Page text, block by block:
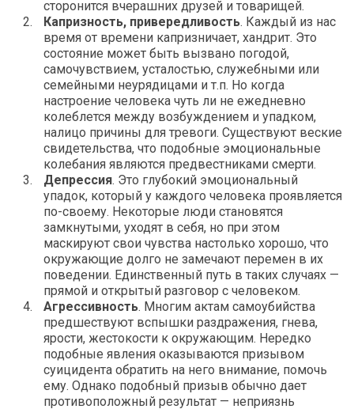
сторонится вчерашних друзей и товарищей.
Капризность, привередливость. Каждый из нас
время от времени капризничает, хандрит. Это
состояние может быть вызвано погодой,
самочувствием, усталостью, служебными или
семейными неурядицами и т.п. Но когда
настроение человека чуть ли не ежедневно
колеблется между возбуждением и упадком,
налицо причины для тревоги. Существуют веские
свидетельства, что подобные эмоциональные
колебания являются предвестниками смерти.
Депрессия. Это глубокий эмоциональный
упадок, который у каждого человека проявляется
по-своему. Некоторые люди становятся
замкнутыми, уходят в себя, но при этом
маскируют свои чувства настолько хорошо, что
окружающие долго не замечают перемен в их
поведении. Единственный путь в таких случаях —
прямой и открытый разговор с человеком.
Агрессивность. Многим актам самоубийства
предшествуют вспышки раздражения, гнева,
ярости, жестокости к окружающим. Нередко
подобные явления оказываются призывом
суицидента обратить на него внимание, помочь
ему. Однако подобный призыв обычно дает
противоположный результат — неприязнь